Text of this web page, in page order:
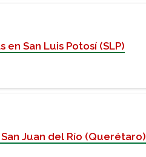
San Luis Potosí (SLP)
Juan del Río (Querétaro)